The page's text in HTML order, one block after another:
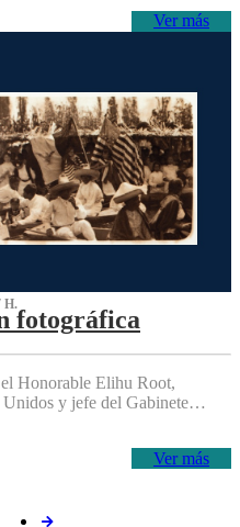
Ver más
H.
fotográfica
Honorable Elihu Root,
Unidos y jefe del Gabinete…
Ver más